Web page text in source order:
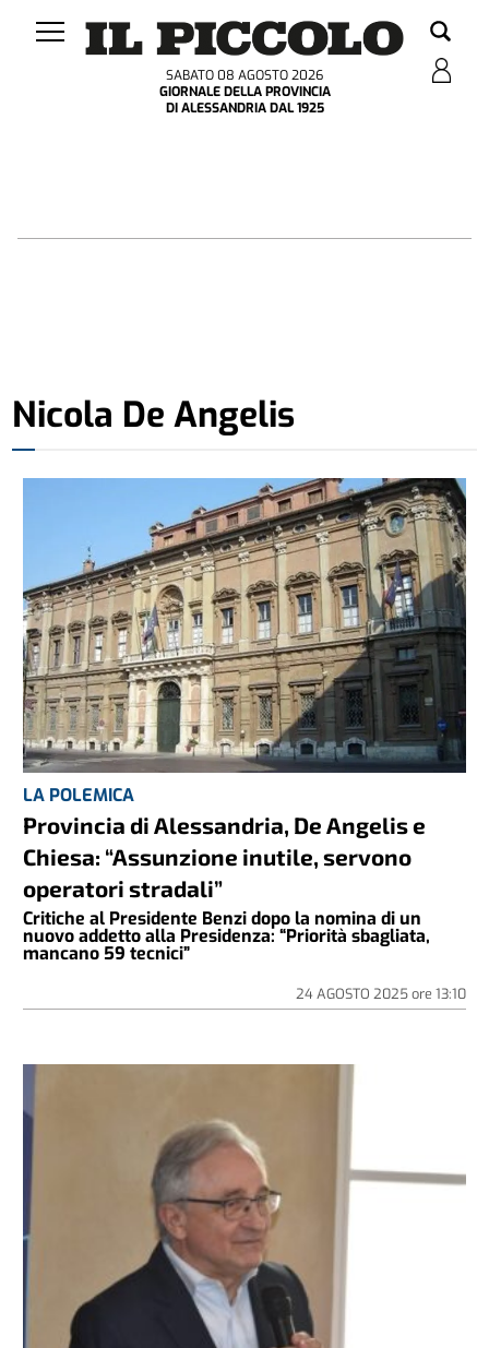
SABATO 08 AGOSTO 2026
GIORNALE DELLA PROVINCIA
DI ALESSANDRIA DAL 1925
Nicola De Angelis
LA POLEMICA
Provincia di Alessandria, De Angelis e
Chiesa: “Assunzione inutile, servono
operatori stradali”
Critiche al Presidente Benzi dopo la nomina di un
nuovo addetto alla Presidenza: “Priorità sbagliata,
mancano 59 tecnici”
24 AGOSTO 2025ore 13:10